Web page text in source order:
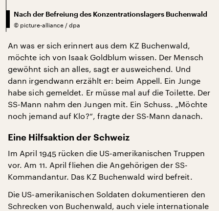
Nach der Befreiung des Konzentrationslagers Buchenwald
© picture-alliance / dpa
An was er sich erinnert aus dem KZ Buchenwald,
möchte ich von Isaak Goldblum wissen. Der Mensch
gewöhnt sich an alles, sagt er ausweichend. Und
dann irgendwann erzählt er: beim Appell. Ein Junge
habe sich gemeldet. Er müsse mal auf die Toilette. Der
SS-Mann nahm den Jungen mit. Ein Schuss. „Möchte
noch jemand auf Klo?“, fragte der SS-Mann danach.
Eine Hilfsaktion der Schweiz
Im April 1945 rücken die US-amerikanischen Truppen
vor. Am 11. April fliehen die Angehörigen der SS-
Kommandantur. Das KZ Buchenwald wird befreit.
Die US-amerikanischen Soldaten dokumentieren den
Schrecken von Buchenwald, auch viele internationale